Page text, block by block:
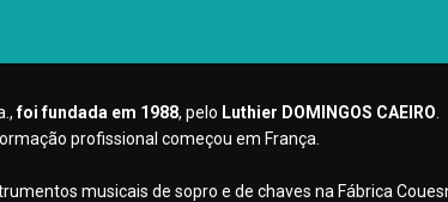
foi fundada em 1988, pelo Luthier DOMINGOS CAEIRO
profissional começou em França.
musicais de sopro e de chaves na Fábrica